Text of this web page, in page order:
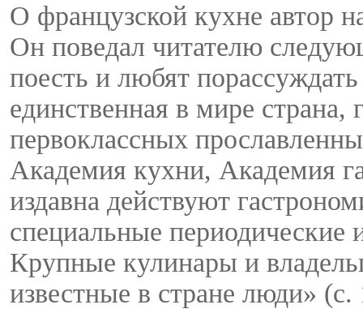
О французской кухне автор
Он поведал читателю
поесть и любят
единственная в мире
первоклассных
Академия кухни, Академия
издавна действуют
специальные
Крупные кулинары и
известные в стране люди» (с.